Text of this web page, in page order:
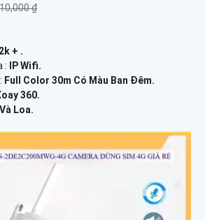
₫
+ .
:
IP Wifi.
Full Color 30m Có Màu Ban Ðêm.
360.
Loa.